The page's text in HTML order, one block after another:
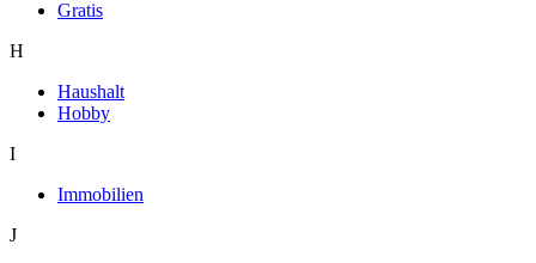
Gratis
H
Haushalt
Hobby
I
Immobilien
J